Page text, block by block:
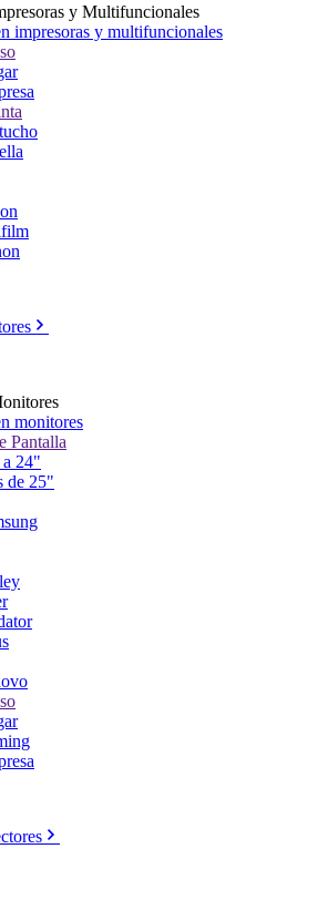
y Multifuncionales
impresoras y multifuncionales
monitores
Pantalla
24"
de 25"